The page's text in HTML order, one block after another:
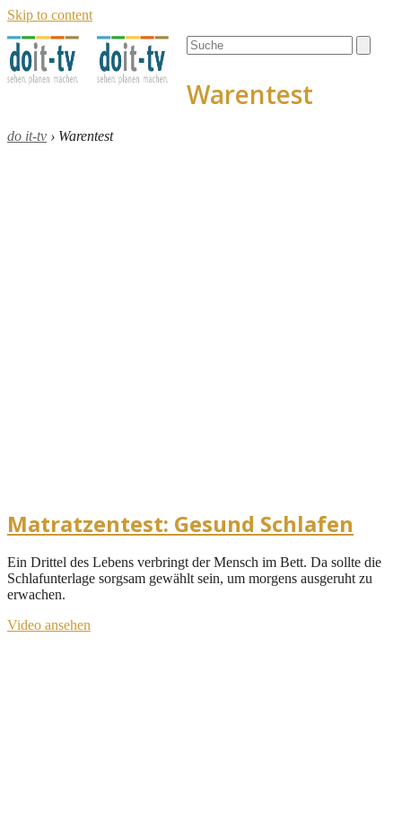
Skip to content
Open
mobile
Close
mobile
Search
Warentest
do it-tv › Warentest
Matratzentest: Gesund Schlafen
Ein Drittel des Lebens verbringt der Mensch im Bett. Da sollte die
Schlafunterlage sorgsam gewählt sein, um morgens ausgeruht zu
erwachen.
Video ansehen